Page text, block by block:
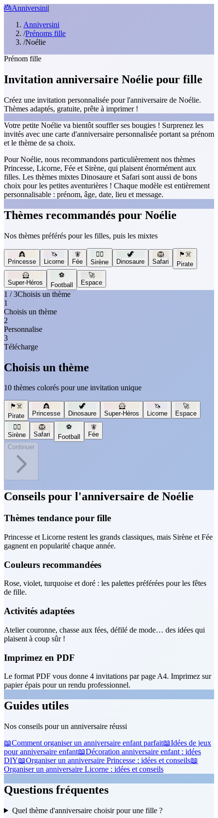
🎂Anniversini|
Anniversini
/Prénoms fille
/Noélie
Prénom fille
Invitation anniversaire Noélie pour fille
Créez une invitation personnalisée pour l'anniversaire de Noélie.
Thèmes adaptés, gratuite, prête à imprimer !
Votre petite Noélie va bientôt souffler ses bougies ! Surprenez les
invités avec une carte d'anniversaire personnalisée portant sa prénom
et le thème de sa choix.
Pour Noélie, nous recommandons particulièrement nos thèmes
Princesse, Licorne, Fée et Sirène, qui plaisent énormément aux
filles. Les thèmes mixtes Dinosaure et Safari sont aussi de bons
choix pour les petites aventurières ! Chaque modèle est entièrement
personnalisable : prénom, âge, date, lieu et message.
Thèmes recommandés pour Noélie
Nos thèmes préférés pour les filles, puis les mixtes
👸
Princesse
🦄
Licorne
🧚
Fée
🧜‍♀️
Sirène
🦖
Dinosaure
🦁
Safari
🏴‍☠️
Pirate
🦸
Super-Héros
⚽
Football
🚀
Espace
1 / 3Choisis un thème
1
Choisis un thème
2
Personnalise
3
Télécharge
Choisis un thème
10 thèmes colorés pour une invitation unique
🏴‍☠️
Pirate
👸
Princesse
🦖
Dinosaure
🦸
Super-Héros
🦄
Licorne
🚀
Espace
🧜‍♀️
Sirène
🦁
Safari
⚽
Football
🧚
Fée
Continuer
Conseils pour l'anniversaire de Noélie
Thèmes tendance pour fille
Princesse et Licorne restent les grands classiques, mais Sirène et Fée
gagnent en popularité chaque année.
Couleurs recommandées
Rose, violet, turquoise et doré : les palettes préférées pour les fêtes
de fille.
Activités adaptées
Atelier couronne, chasse aux fées, défilé de mode… des idées qui
plaisent à coup sûr !
Imprimez en PDF
Le format PDF vous donne 4 invitations par page A4. Imprimez sur
papier épais pour un rendu professionnel.
Guides utiles
Nos conseils pour un anniversaire réussi
📖Comment organiser un anniversaire enfant parfait📖Idées de jeux
pour anniversaire enfant📖Décoration anniversaire enfant : idées
DIY📖Organiser un anniversaire Princesse : idées et conseils📖
Organiser un anniversaire Licorne : idées et conseils
Questions fréquentes
Quel thème d'anniversaire choisir pour une fille ?